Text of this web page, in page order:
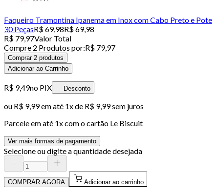
Faqueiro Tramontina Ipanema em Inox com Cabo Preto e Pote
30 PeçasR$ 69,98R$ 69,98
R$ 79,97Valor Total
Compre 2 Produtos por:R$ 79,97
Comprar 2 produtos
Adicionar ao Carrinho
R$ 9,49no PIX Desconto
ou R$ 9,99em até 1x de R$ 9,99sem juros
Parcele em até 1x com o cartão Le Biscuit
Ver mais formas de pagamento
Selecione ou digite a quantidade desejada
COMPRAR AGORA Adicionar ao carrinho